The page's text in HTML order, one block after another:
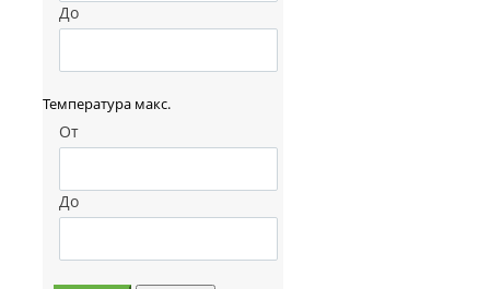
До
Температура макс.
От
До